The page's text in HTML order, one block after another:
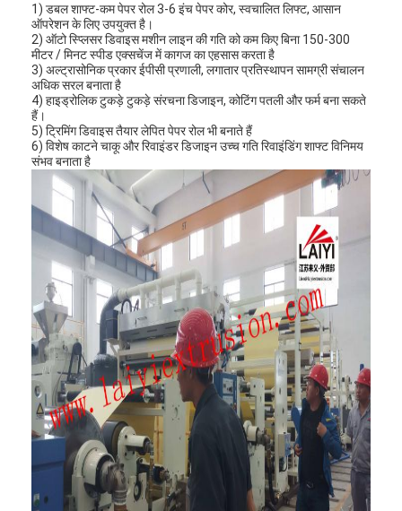
घर
उत्पादों
हमारे बारे में
1) डबल शाफ्ट-कम पेपर रोल 3-6 इंच पेपर कोर, स्वचालित लिफ्ट, आसान
ऑपरेशन के लिए उपयुक्त है।
2) ऑटो स्प्लिसर डिवाइस मशीन लाइन की गति को कम किए बिना 150-300
मीटर / मिनट स्पीड एक्सचेंज में कागज का एहसास करता है
3) अल्ट्रासोनिक प्रकार ईपीसी प्रणाली, लगातार प्रतिस्थापन सामग्री संचालन
अधिक सरल बनाता है
4) हाइड्रोलिक टुकड़े टुकड़े संरचना डिजाइन, कोटिंग पतली और फर्म बना सकते
हैं।
5) ट्रिमिंग डिवाइस तैयार लेपित पेपर रोल भी बनाते हैं
6) विशेष काटने चाकू और रिवाइंडर डिजाइन उच्च गति रिवाइंडिंग शाफ्ट विनिमय
संभव बनाता है